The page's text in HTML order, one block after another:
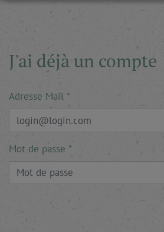
J'ai déjà un compte
Adresse Mail
Mot de passe